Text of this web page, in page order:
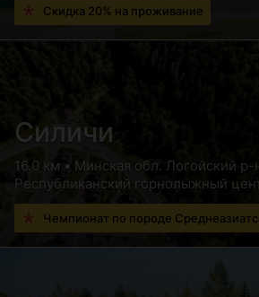
Скидка 20% на проживание
Силичи
16.0 км • Минская обл. Логойский р-
Республиканский горнолыжный
Чемпионат по породе